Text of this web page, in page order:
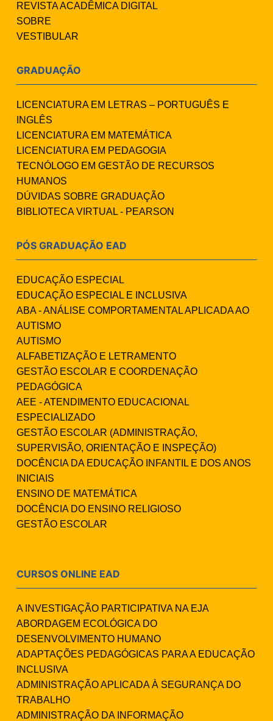
REVISTA ACADÊMICA DIGITAL
SOBRE
VESTIBULAR
GRADUAÇÃO
LICENCIATURA EM LETRAS – PORTUGUÊS E
INGLÊS
LICENCIATURA EM MATEMÁTICA
LICENCIATURA EM PEDAGOGIA
TECNÓLOGO EM GESTÃO DE RECURSOS
HUMANOS
DÚVIDAS SOBRE GRADUAÇÃO
BIBLIOTECA VIRTUAL - PEARSON
PÓS GRADUAÇÃO EAD
EDUCAÇÃO ESPECIAL
EDUCAÇÃO ESPECIAL E INCLUSIVA
ABA - ANÁLISE COMPORTAMENTAL APLICADA AO
AUTISMO
AUTISMO
ALFABETIZAÇÃO E LETRAMENTO
GESTÃO ESCOLAR E COORDENAÇÃO
PEDAGÓGICA
AEE - ATENDIMENTO EDUCACIONAL
ESPECIALIZADO
GESTÃO ESCOLAR (ADMINISTRAÇÃO,
SUPERVISÃO, ORIENTAÇÃO E INSPEÇÃO)
DOCÊNCIA DA EDUCAÇÃO INFANTIL E DOS ANOS
INICIAIS
ENSINO DE MATEMÁTICA
DOCÊNCIA DO ENSINO RELIGIOSO
GESTÃO ESCOLAR
CURSOS ONLINE EAD
A INVESTIGAÇÃO PARTICIPATIVA NA EJA
ABORDAGEM ECOLÓGICA DO
DESENVOLVIMENTO HUMANO
ADAPTAÇÕES PEDAGÓGICAS PARA A EDUCAÇÃO
INCLUSIVA
ADMINISTRAÇÃO APLICADA À SEGURANÇA DO
TRABALHO
ADMINISTRAÇÃO DA INFORMAÇÃO